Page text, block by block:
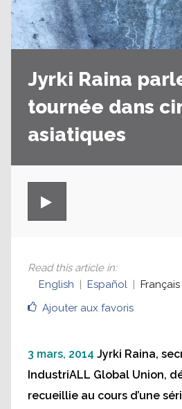
Jyrki Raina
tournée dans
asiatiques
Ajouter aux favoris
Read this article in:
English
Español Français
3 mars, 2014 Jyrki Raina,
IndustriALL Global Union,
recueillie au cours d’une